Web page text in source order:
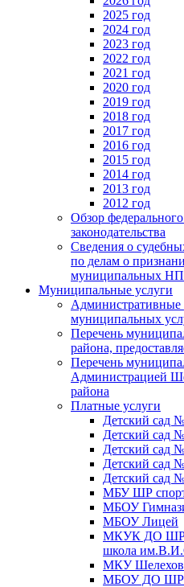
2025 год
2024 год
2023 год
2022 год
2021 год
2020 год
2019 год
2018 год
2017 год
2016 год
2015 год
2014 год
2013 год
2012 год
Обзор
законодательства
Сведения о
по делам о
муниципальных
Муниципальные услуги
Административные
муниципальных
Перечень
района,
Перечень
Администрацией
района
Платные услуги
Детский сад
Детский сад
Детский сад
Детский сад
Детский сад
МБУ ШР
МБОУ
МБОУ Лицей
МКУК ДО ШР
школа
МКУ
МБОУ ДО ШР